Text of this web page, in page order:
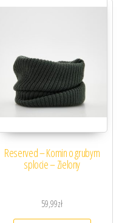
Reserved – Komin o grubym
splocie – Zielony
59,99zł